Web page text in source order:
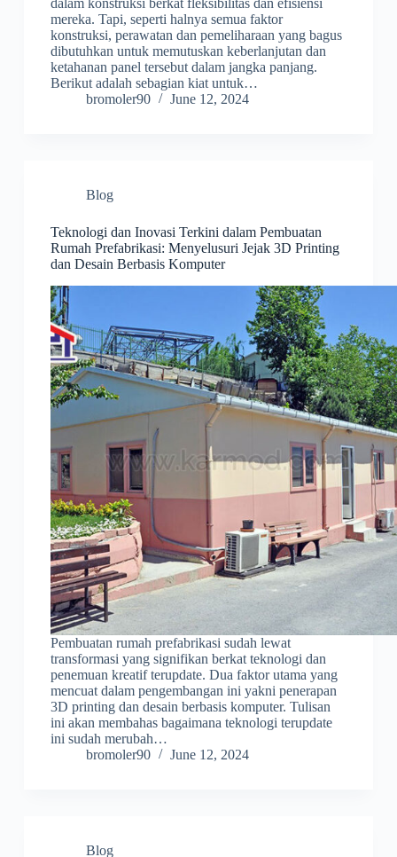
dalam konstruksi berkat fleksibilitas dan efisiensi
mereka. Tapi, seperti halnya semua faktor
konstruksi, perawatan dan pemeliharaan yang bagus
dibutuhkan untuk memutuskan keberlanjutan dan
ketahanan panel tersebut dalam jangka panjang.
Berikut adalah sebagian kiat untuk…
bromoler90
June 12, 2024
Blog
Teknologi dan Inovasi Terkini dalam Pembuatan
Rumah Prefabrikasi: Menyelusuri Jejak 3D Printing
dan Desain Berbasis Komputer
Pembuatan rumah prefabrikasi sudah lewat
transformasi yang signifikan berkat teknologi dan
penemuan kreatif terupdate. Dua faktor utama yang
mencuat dalam pengembangan ini yakni penerapan
3D printing dan desain berbasis komputer. Tulisan
ini akan membahas bagaimana teknologi terupdate
ini sudah merubah…
bromoler90
June 12, 2024
Blog